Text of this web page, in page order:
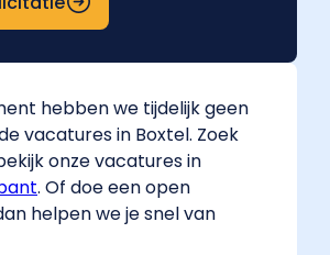
hebben we tijdelijk geen
vacatures in Boxtel. Zoek
onze vacatures in
. Of doe een open
helpen we je snel van